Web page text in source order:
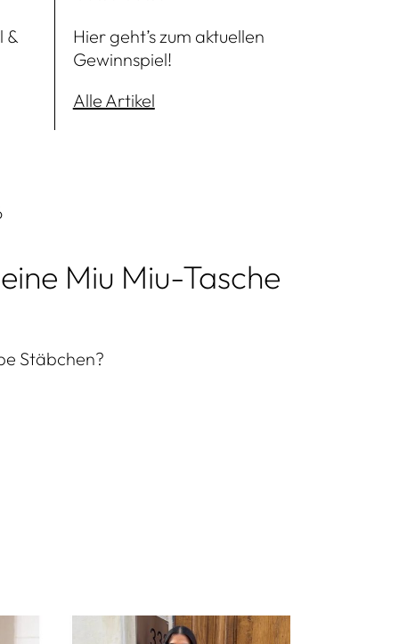
&
Hier geht’s zum aktuellen
Gewinnspiel!
Alle Artikel
Miu Miu-Tasche
Stäbchen?